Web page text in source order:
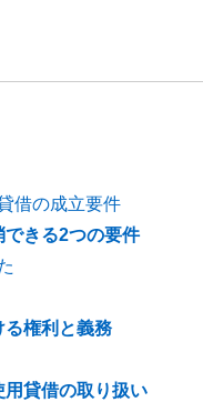
借の成立要件
きる2つの要件
る権利と義務
貸借の取り扱い